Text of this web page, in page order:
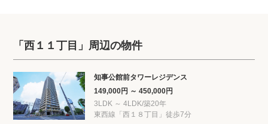
「西１１丁目」周辺の物件
知事公館前タワーレジデンス
149,000円 ～ 450,000円
3LDK ～ 4LDK/築20年
東西線「西１８丁目」徒歩7分